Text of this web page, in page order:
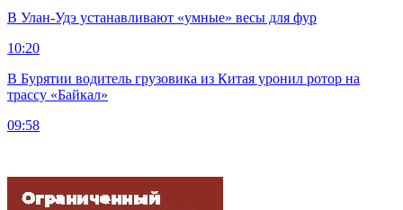
В Улан-Удэ устанавливают «умные» весы для фур
10:20
В Бурятии водитель грузовика из Китая уронил ротор на
трассу «Байкал»
09:58